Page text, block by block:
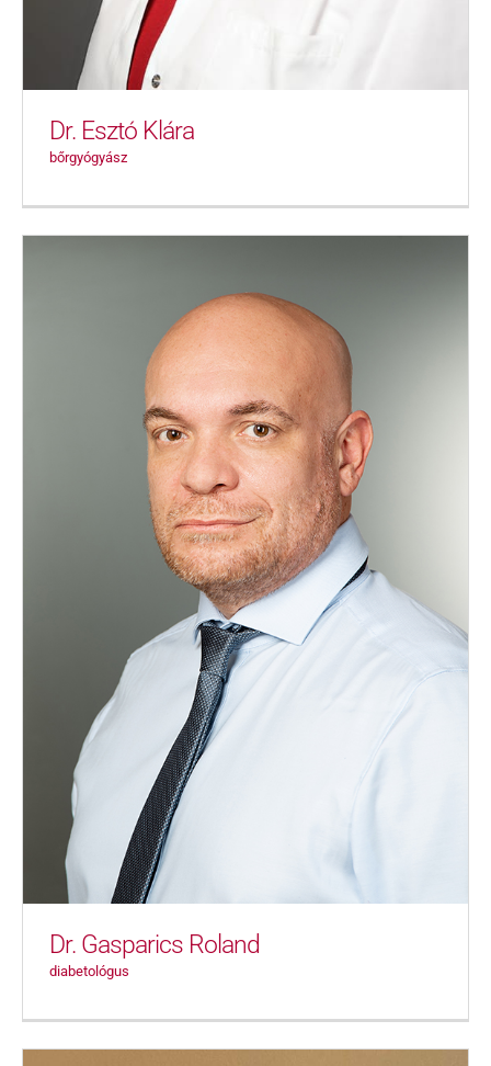
Dr. Esztó Klára
bőrgyógyász
Dr. Gasparics Roland
diabetológus